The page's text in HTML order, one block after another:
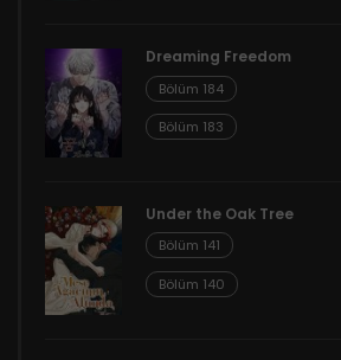
Dreaming Freedom
Bölüm 184
Bölüm 183
Under the Oak Tree
Bölüm 141
Bölüm 140